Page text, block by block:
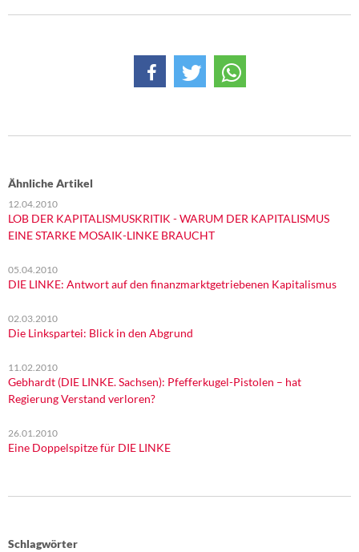
Ähnliche Artikel
12.04.2010
LOB DER KAPITALISMUSKRITIK - WARUM DER KAPITALISMUS
EINE STARKE MOSAIK-LINKE BRAUCHT
05.04.2010
DIE LINKE: Antwort auf den finanzmarktgetriebenen Kapitalismus
02.03.2010
Die Linkspartei: Blick in den Abgrund
11.02.2010
Gebhardt (DIE LINKE. Sachsen): Pfefferkugel-Pistolen – hat
Regierung Verstand verloren?
26.01.2010
Eine Doppelspitze für DIE LINKE
Schlagwörter